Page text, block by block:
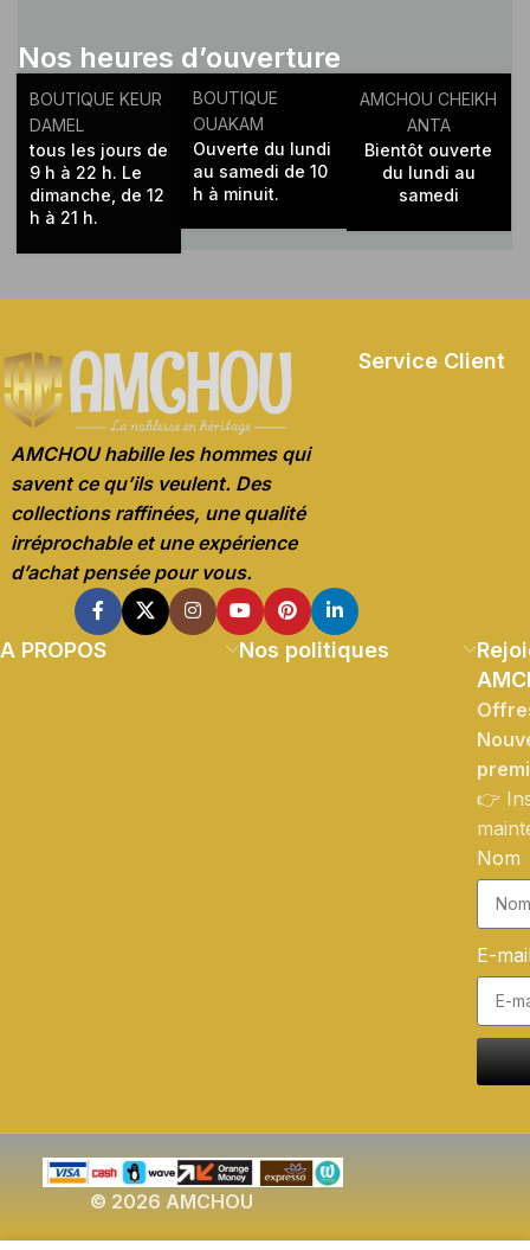
Nos heures d’ouverture
BOUTIQUE KEUR
DAMEL
tous les jours de
9 h à 22 h. Le
dimanche, de 12
h à 21 h.
BOUTIQUE
OUAKAM
Ouverte du lundi
au samedi de 10
h à minuit.
AMCHOU CHEIKH
ANTA
Bientôt ouverte
du lundi au
samedi
AMCHOU habille les hommes qui
savent ce qu’ils veulent. Des
collections raffinées, une qualité
irréprochable et une expérience
d’achat pensée pour vous.
Service Client
A PROPOS Nos politiques
👉
Nom
E-
© 2026 AMCHOU